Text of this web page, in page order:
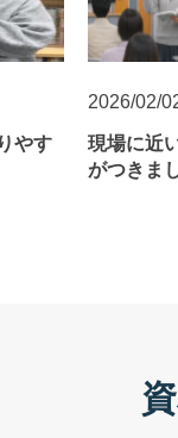
やす
2026/02/
現場に近
がつきま